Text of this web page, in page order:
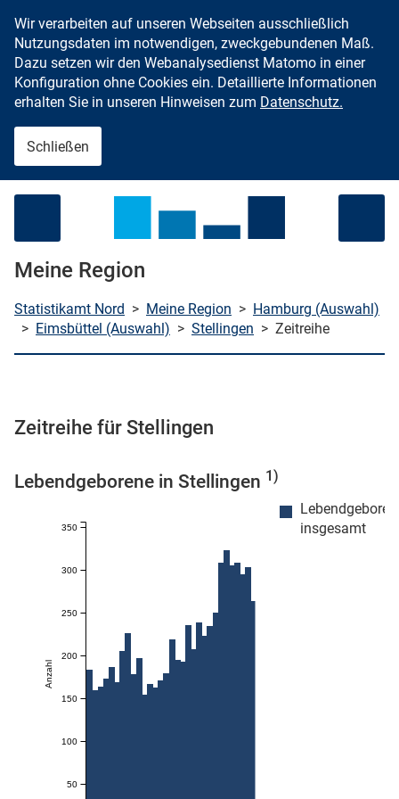
Zum Inhalt springen
Wir verarbeiten auf unseren Webseiten ausschließlich
Nutzungsdaten im notwendigen, zweckgebundenen Maß.
Dazu setzen wir den Webanalysedienst Matomo in einer
Konfiguration ohne Cookies ein. Detaillierte Informationen
erhalten Sie in unseren Hinweisen zum Datenschutz.
Schließen
Meine Region
Statistikamt Nord > Meine Region > Hamburg (Auswahl)
> Eimsbüttel (Auswahl) > Stellingen > Zeitreihe
Zeitreihe für Stellingen
Lebendgeborene in Stellingen 1)
insgesamt
Anzahl
50
100
150
200
250
300
350